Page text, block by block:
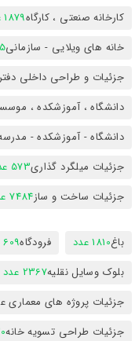
کارخانه صنعتی ، کارگاه1879 عدد
خانه های ویلایی - سازمانی
جزئیات و طراحی داخلی دفتر
دانشگاه ، آموزشکده ،
دانشگاه - آموزشکده -
جزئیات میلگرد گذاری573 عدد
جزئیات ساخت و ساز7484 عدد
باغ1810 عدد فرودگاه609 عدد
بلوک وسایل نقلیه2367 عدد
جزئیات پروژه های معماری
جزئیات طراحی تسویه خانه